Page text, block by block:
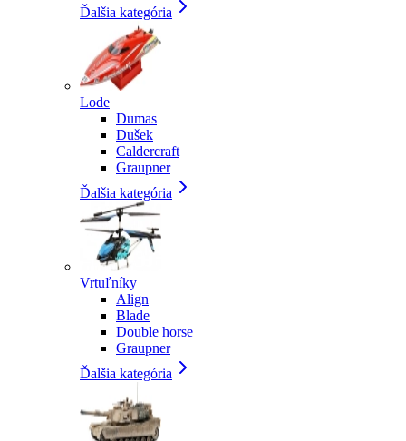
Ďalšia kategória
Lode
Dumas
Dušek
Caldercraft
Graupner
Ďalšia kategória
Vrtuľníky
Align
Blade
Double horse
Graupner
Ďalšia kategória